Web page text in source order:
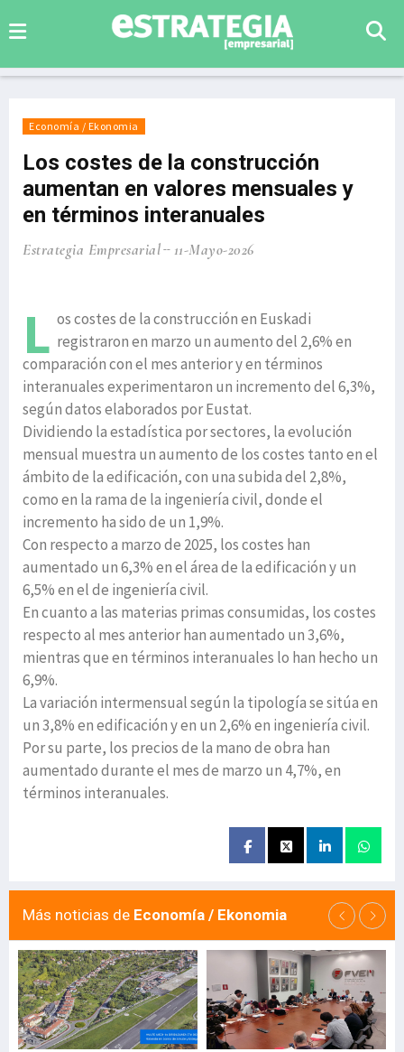
Economía / Ekonomia
Los costes de la construcción
aumentan en valores mensuales y
en términos interanuales
Estrategia Empresarial 11-Mayo-2026
L os costes de la construcción en Euskadi
registraron en marzo un aumento del 2,6% en
comparación con el mes anterior y en términos
interanuales experimentaron un incremento del 6,3%,
según datos elaborados por Eustat.
Dividiendo la estadística por sectores, la evolución
mensual muestra un aumento de los costes tanto en el
ámbito de la edificación, con una subida del 2,8%,
como en la rama de la ingeniería civil, donde el
incremento ha sido de un 1,9%.
Con respecto a marzo de 2025, los costes han
aumentado un 6,3% en el área de la edificación y un
6,5% en el de ingeniería civil.
En cuanto a las materias primas consumidas, los costes
respecto al mes anterior han aumentado un 3,6%,
mientras que en términos interanuales lo han hecho un
6,9%.
La variación intermensual según la tipología se sitúa en
un 3,8% en edificación y en un 2,6% en ingeniería civil.
Por su parte, los precios de la mano de obra han
aumentado durante el mes de marzo un 4,7%, en
términos interanuales.
Más noticias de Economía / Ekonomia